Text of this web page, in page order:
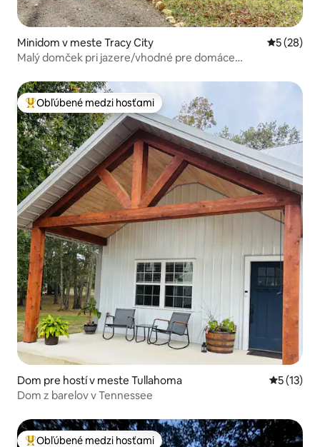
Minidom v meste Tracy City
5 (28)
Malý domček pri jazere/vhodné pre domáce
Najobľúbenejšie medzi hosťami
Obľúbené medzi hosťami
Dom pre hostí v meste Tullahoma
5 (13)
Dom z barelov v Tennessee
Obľúbené medzi hosťami